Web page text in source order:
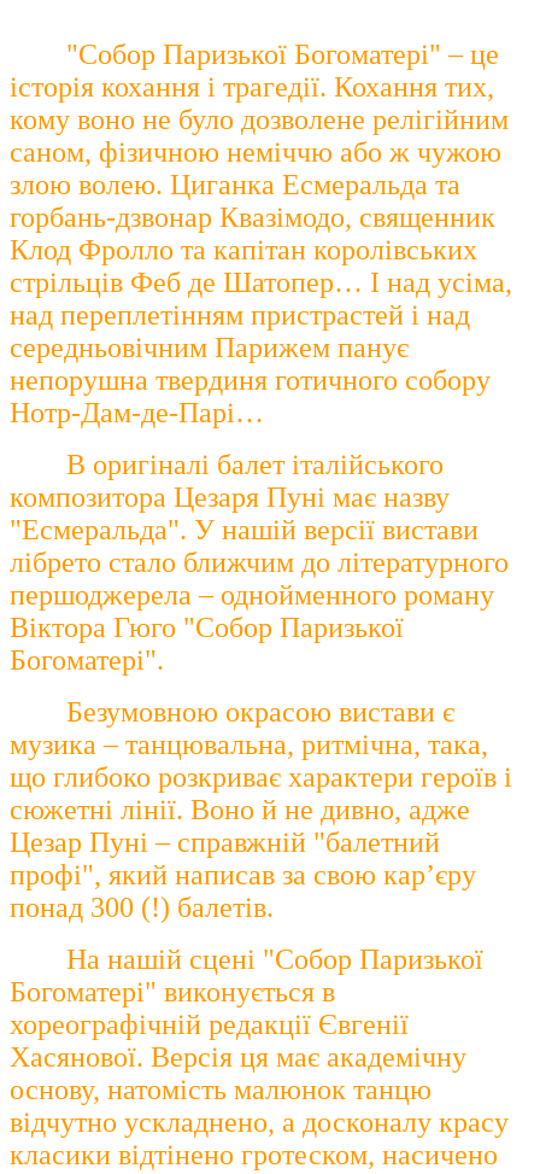
"Собор Паризької Богоматері" – це
історія кохання і трагедії. Кохання тих,
кому воно не було дозволене релігійним
саном, фізичною неміччю або ж чужою
злою волею. Циганка Есмеральда та
горбань-дзвонар Квазімодо, священник
Клод Фролло та капітан королівських
стрільців Феб де Шатопер… І над усіма,
над переплетінням пристрастей і над
середньовічним Парижем панує
непорушна твердиня готичного собору
Нотр-Дам-де-Парі…
В оригіналі балет італійського
композитора Цезаря Пуні має назву
"Есмеральда". У нашій версії вистави
лібрето стало ближчим до літературного
першоджерела – однойменного роману
Віктора Гюго "Собор Паризької
Богоматері".
Безумовною окрасою вистави є
музика – танцювальна, ритмічна, така,
що глибоко розкриває характери героїв і
сюжетні лінії. Воно й не дивно, адже
Цезар Пуні – справжній "балетний
профі", який написав за свою кар’єру
понад 300 (!) балетів.
На нашій сцені "Собор Паризької
Богоматері" виконується в
хореографічній редакції Євгенії
Хасянової. Версія ця має академічну
основу, натомість малюнок танцю
відчутно ускладнено, а досконалу красу
класики відтінено гротеском, насичено